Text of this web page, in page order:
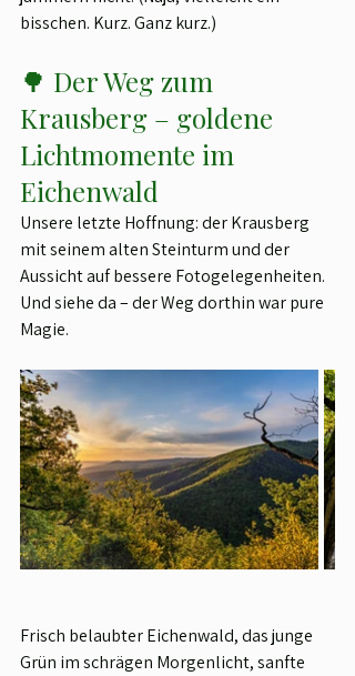
bisschen. Kurz. Ganz kurz.)
🌳 Der Weg zum
Krausberg – goldene
Lichtmomente im
Eichenwald
Unsere letzte Hoffnung: der Krausberg
mit seinem alten Steinturm und der
Aussicht auf bessere Fotogelegenheiten.
Und siehe da – der Weg dorthin war pure
Magie.
Frisch belaubter Eichenwald, das junge
Grün im schrägen Morgenlicht, sanfte